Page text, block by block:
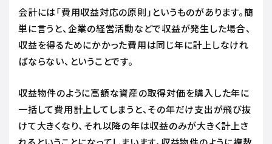
会計には「費用収益対応の原則」というものがあります。簡
単に言うと、企業の経営活動などで収益が発生した場合、
収益を得るためにかかった費用は同じ年に計上しなけれ
ばならない、ということです。
収益物件のように高額な資産の取得対価を購入した年に
一括して費用計上してしまうと、その年だけ支出が飛び抜
けて大きくなり、それ以降の年は収益のみが大きく計上さ